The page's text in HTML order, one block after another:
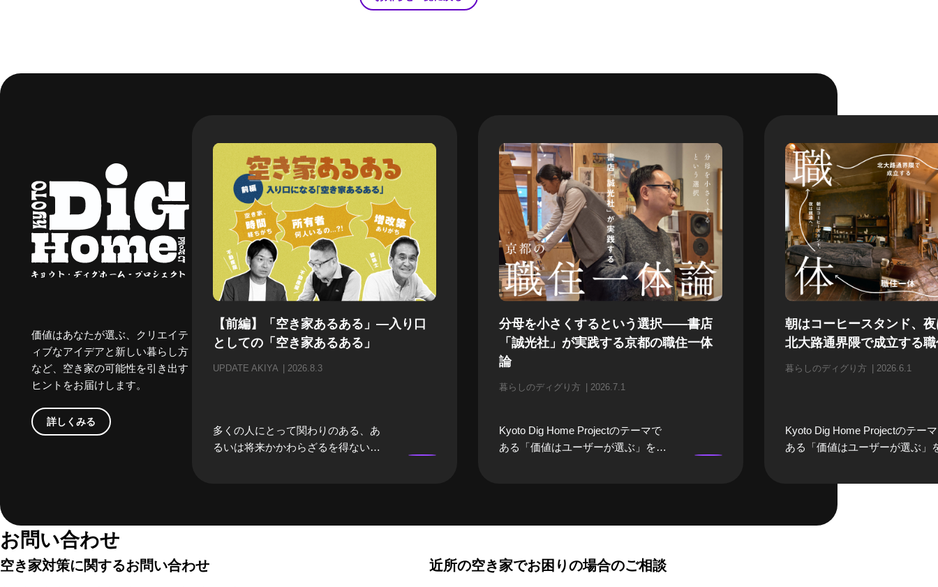
価値はあなたが選ぶ、クリエイテ
ィブなアイデアと新しい暮らし方
など、空き家の可能性を引き出す
ヒントをお届けします。
詳しくみる
【前編】「空き家あるある」—入り口
としての「空き家あるある」
UPDATE AKIYA 2026.8.3
多くの人にとって関わりのある、あ
るいは将来かかわらざるを得ない
分母を小さくするという選択——書店
「誠光社」が実践する京都の職住一体
論
暮らしのディグり方 2026.7.1
Kyoto Dig Home Projectのテーマで
ある「価値はユーザーが選ぶ」を実
暮らしを10年にわたって続けていま
朝はコーヒースタンド、
北大路通界隈で成立する
暮らしのディグり方 2026.6.1
Kyoto Dig Home Projectのテー
ある「価値はユーザーが選ぶ」
の元理髪店の建物を改修し、そ
お問い合わせ
空き家対策に関するお問い合わせ 近所の空き家でお困りの場合のご相談